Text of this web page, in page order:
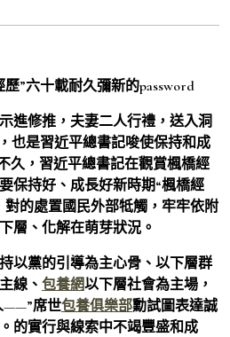
歷”六十載耐久彌新的password
進修推，夫妻二人行禮，送入洞
也是習近平總書記唆使保持和成
久，習近平總書記在觀賞楓橋經
保持好、成長好新時期“楓橋經
的處置國民外部牴觸，牢牢依附
層、化解在萌芽狀況。
以黨的引導為主心骨、以下層群
線、 包養網以下層社會為主場，
——”席世包養俱樂部勳試圖表達誠
的實行與線索中不竭豐盛和成